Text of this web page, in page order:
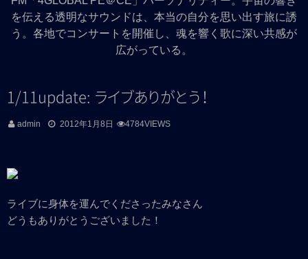
Profile
を伝える透明なサウンドは、本当の自分を思い出す旅に誘
う。各地でコンサートを開催し、魂を響く歌に深い共感が
広がっている。
1/11update: ライブありがと う！
admin 2012年1月8日 4784VIEWS
ライブに身体を運んでくださったみなさん
どうもありがとうございました！